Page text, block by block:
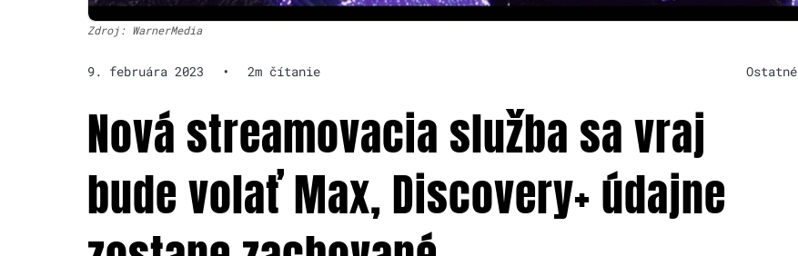
Zdroj: WarnerMedia
9. februára 2023 • 2m čítanie Ostatné
Nová streamovacia služba sa vraj
bude volať Max, Discovery+ údajne